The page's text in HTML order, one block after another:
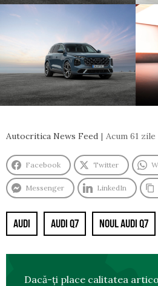
Autocritica News Feed Acum 61 zile
Facebook Twitter
Messenger LinkedIn
AUDI AUDI Q7 NOUL AUDI Q7
Dacă-ți place calitatea